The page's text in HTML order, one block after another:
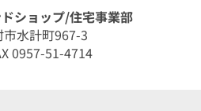
ショップ/住宅事業部
水計町967-3
0957-51-4714